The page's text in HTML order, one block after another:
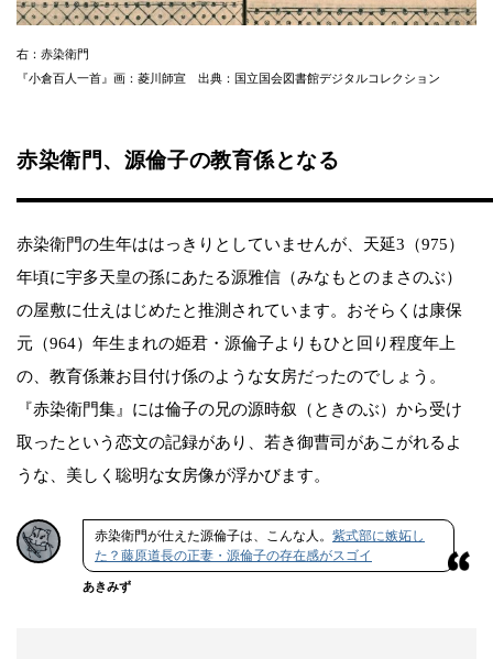
右：赤染衛門
『小倉百人一首』画：菱川師宣 出典：国立国会図書館デジタルコレクション
赤染衛門、源倫子の教育係となる
赤染衛門の生年ははっきりとしていませんが、天延3（975）
年頃に宇多天皇の孫にあたる源雅信（みなもとのまさのぶ）
の屋敷に仕えはじめたと推測されています。おそらくは康保
元（964）年生まれの姫君・源倫子よりもひと回り程度年上
の、教育係兼お目付け係のような女房だったのでしょう。
『赤染衛門集』には倫子の兄の源時叙（ときのぶ）から受け
取ったという恋文の記録があり、若き御曹司があこがれるよ
うな、美しく聡明な女房像が浮かびます。
赤染衛門が仕えた源倫子は、こんな人。 紫式部に嫉妬し
た？藤原道長の正妻・源倫子の存在感がスゴイ
あきみず